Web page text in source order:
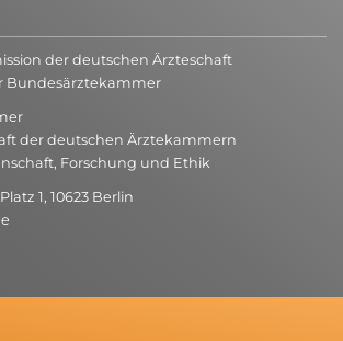
der deutschen Ärzteschaft
Bundesärztekammer
der deutschen Ärztekammern
Forschung und Ethik
1, 10623 Berlin